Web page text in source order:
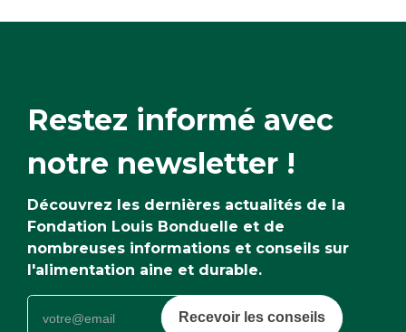
Restez informé avec
notre newsletter !
Découvrez les dernières actualités de la
Fondation Louis Bonduelle et de
nombreuses informations et conseils sur
l'alimentation aine et durable.
Recevoir les conseils